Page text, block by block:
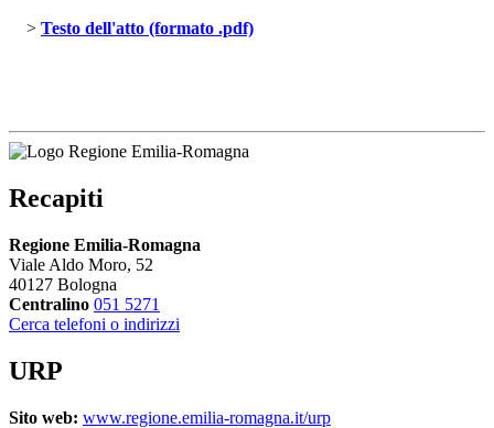
> Testo dell'atto (formato .pdf)
Recapiti
Regione Emilia-Romagna
Viale Aldo Moro, 52
40127 Bologna
Centralino 051 5271
Cerca telefoni o indirizzi
URP
Sito web: www.regione.emilia-romagna.it/urp